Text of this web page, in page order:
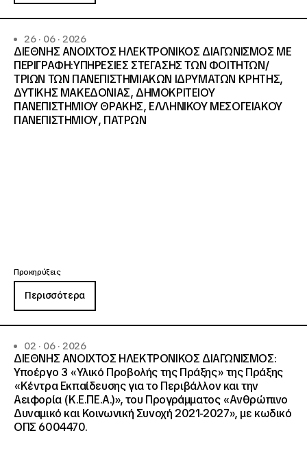
26 · 06 · 2026
ΔΙΕΘΝΗΣ ΑΝΟΙΧΤΟΣ ΗΛΕΚΤΡΟΝΙΚΟΣ ΔΙΑΓΩΝΙΣΜΟΣ ΜΕ
ΠΕΡΙΓΡΑΦΗ:ΥΠΗΡΕΣΙΕΣ ΣΤΕΓΑΣΗΣ ΤΩΝ ΦΟΙΤΗΤΩΝ/
ΤΡΙΩΝ ΤΩΝ ΠΑΝΕΠΙΣΤΗΜΙΑΚΩΝ ΙΔΡΥΜΑΤΩΝ KΡΗΤΗΣ,
ΔΥΤΙΚΗΣ ΜΑΚΕΔΟΝΙΑΣ, ΔΗΜΟΚΡΙΤΕΙΟΥ
ΠΑΝΕΠΙΣΤΗΜΙΟΥ ΘΡΑΚΗΣ, ΕΛΛΗΝΙΚΟΥ ΜΕΣΟΓΕΙΑΚΟΥ
ΠΑΝΕΠΙΣΤΗΜΙΟΥ, ΠΑΤΡΩΝ
Προκηρύξεις
Περισσότερα
02 · 06 · 2026
ΔΙΕΘΝΗΣ ΑΝΟΙΧΤΟΣ ΗΛΕΚΤΡΟΝΙΚΟΣ ΔΙΑΓΩΝΙΣΜΟΣ:
Υποέργο 3 «Υλικό Προβολής της Πράξης» της Πράξης
«Κέντρα Εκπαίδευσης για το Περιβάλλον και την
Αειφορία (Κ.Ε.ΠΕ.Α.)», του Προγράμματος «Ανθρώπινο
Δυναμικό και Κοινωνική Συνοχή 2021-2027», με κωδικό
ΟΠΣ 6004470.